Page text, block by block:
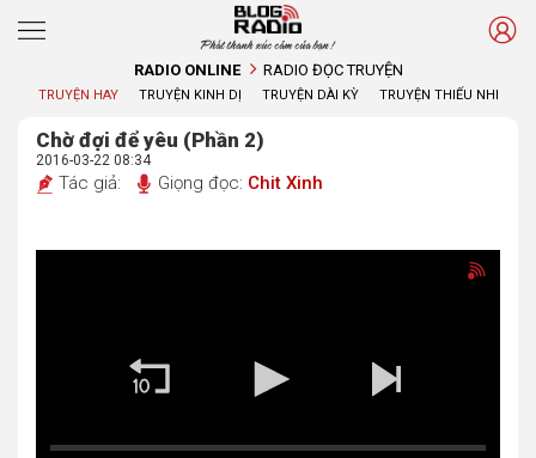
Phát thanh xúc cảm của bạn !
RADIO ONLINE RADIO ĐỌC TRUYỆN
TRUYỆN HAY TRUYỆN KINH DỊ TRUYỆN DÀI KỲ TRUYỆN THIẾU NHI
Chờ đợi để yêu (Phần 2)
2016-03-22 08:34
Tác giả: Giọng đọc: Chit Xinh